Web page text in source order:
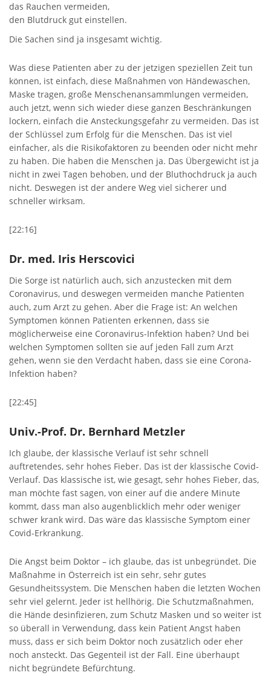
das Rauchen vermeiden,
den Blutdruck gut einstellen.
Die Sachen sind ja insgesamt wichtig.
Was diese Patienten aber zu der jetzigen speziellen Zeit tun
können, ist einfach, diese Maßnahmen von Händewaschen,
Maske tragen, große Menschenansammlungen vermeiden,
auch jetzt, wenn sich wieder diese ganzen Beschränkungen
lockern, einfach die Ansteckungsgefahr zu vermeiden. Das ist
der Schlüssel zum Erfolg für die Menschen. Das ist viel
einfacher, als die Risikofaktoren zu beenden oder nicht mehr
zu haben. Die haben die Menschen ja. Das Übergewicht ist ja
nicht in zwei Tagen behoben, und der Bluthochdruck ja auch
nicht. Deswegen ist der andere Weg viel sicherer und
schneller wirksam.
[22:16]
Dr. med. Iris Herscovici
Die Sorge ist natürlich auch, sich anzustecken mit dem
Coronavirus, und deswegen vermeiden manche Patienten
auch, zum Arzt zu gehen. Aber die Frage ist: An welchen
Symptomen können Patienten erkennen, dass sie
möglicherweise eine Coronavirus-Infektion haben? Und bei
welchen Symptomen sollten sie auf jeden Fall zum Arzt
gehen, wenn sie den Verdacht haben, dass sie eine Corona-
Infektion haben?
[22:45]
Univ.-Prof. Dr. Bernhard Metzler
Ich glaube, der klassische Verlauf ist sehr schnell
auftretendes, sehr hohes Fieber. Das ist der klassische Covid-
Verlauf. Das klassische ist, wie gesagt, sehr hohes Fieber, das,
man möchte fast sagen, von einer auf die andere Minute
kommt, dass man also augenblicklich mehr oder weniger
schwer krank wird. Das wäre das klassische Symptom einer
Covid-Erkrankung.
Die Angst beim Doktor – ich glaube, das ist unbegründet. Die
Maßnahme in Österreich ist ein sehr, sehr gutes
Gesundheitssystem. Die Menschen haben die letzten Wochen
sehr viel gelernt. Jeder ist hellhörig. Die Schutzmaßnahmen,
die Hände desinfizieren, zum Schutz Masken und so weiter ist
so überall in Verwendung, dass kein Patient Angst haben
muss, dass er sich beim Doktor noch zusätzlich oder eher
noch ansteckt. Das Gegenteil ist der Fall. Eine überhaupt
nicht begründete Befürchtung.